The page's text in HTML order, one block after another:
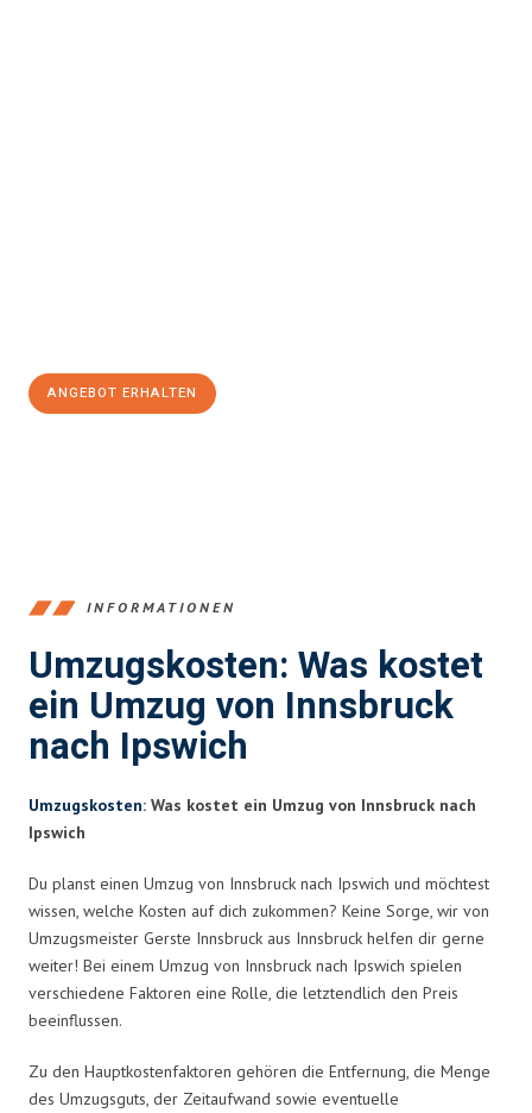
ANGEBOT ERHALTEN
INFORMATIONEN
Umzugskosten: Was kostet
ein Umzug von Innsbruck
nach Ipswich
Umzugskosten: Was kostet ein Umzug von Innsbruck nach
Ipswich
Du planst einen Umzug von Innsbruck nach Ipswich und möchtest
wissen, welche Kosten auf dich zukommen? Keine Sorge, wir von
Umzugsmeister Gerste Innsbruck aus Innsbruck helfen dir gerne
weiter! Bei einem Umzug von Innsbruck nach Ipswich spielen
verschiedene Faktoren eine Rolle, die letztendlich den Preis
beeinflussen.
Zu den Hauptkostenfaktoren gehören die Entfernung, die Menge
des Umzugsguts, der Zeitaufwand sowie eventuelle